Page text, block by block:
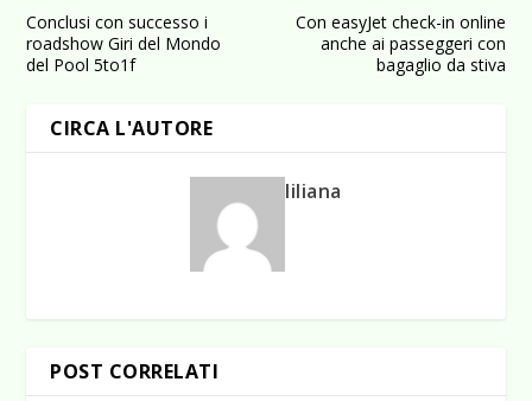
Conclusi con successo i
roadshow Giri del Mondo
del Pool 5to1f
Con easyJet check-in online
anche ai passeggeri con
bagaglio da stiva
CIRCA L'AUTORE
liliana
POST CORRELATI